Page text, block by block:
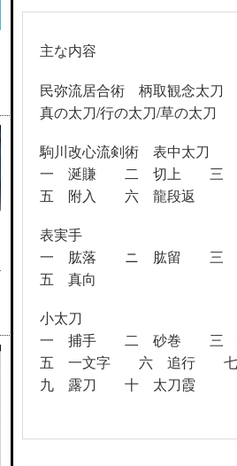
主な内容
民弥流居合術 柄取観念太刀
真の太刀/行の太刀/草の太刀
駒川改心流剣術 表中太刀
一 涎賺 二 切上 三
五 附入 六 龍段返
表実手
一 肱落 ニ 肱留 三
五 真向
小太刀
一 捕手 二 砂巻 三
五 一文字 六 追行
九 露刀 十 太刀霞